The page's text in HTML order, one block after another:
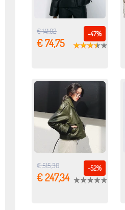
-47%
€ 141,02
€ 74,75
-52%
€ 515,30
€ 247,34